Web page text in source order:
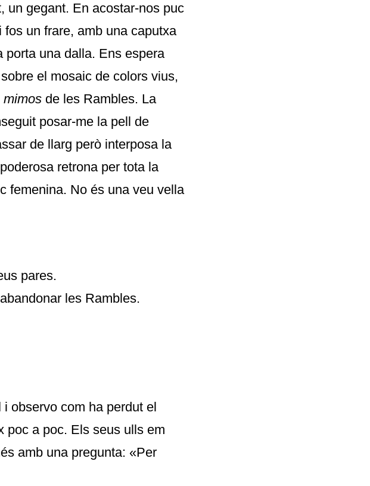
un gegant. En acostar-nos puc
un frare, amb una caputxa
porta una dalla. Ens espera
el mosaic de colors vius,
mimos de les Rambles. La
posar-me la pell de
de llarg però interposa la
retrona per tota la
femenina. No és una veu vella
pares.
les Rambles.
observo com ha perdut el
poc a poc. Els seus ulls em
amb una pregunta: «Per